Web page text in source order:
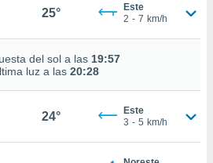
25°
Este
2 - 7 km/h
del sol a las 19:57
luz a las 20:28
24°
Este
3 - 5 km/h